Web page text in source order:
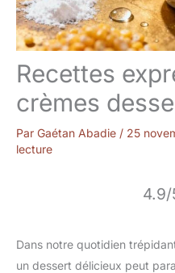
Recettes
crèmes
Par Gaétan Abadie / 25
lecture
4.9/
Dans notre quotidien
un dessert délicieux peut